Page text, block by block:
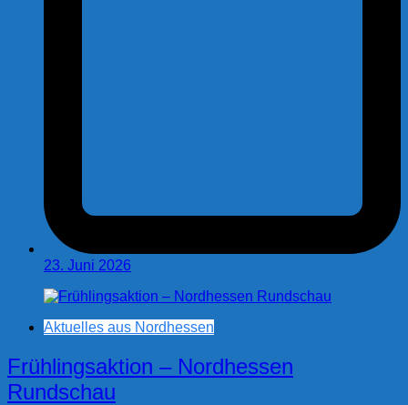
23. Juni 2026
Aktuelles aus Nordhessen
Frühlingsaktion – Nordhessen
Rundschau